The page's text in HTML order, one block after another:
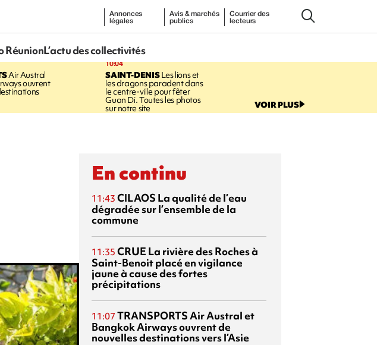
Annonces
légales
Avis & marchés
publics
Courrier des
lecteurs
RéunionL’actu des collectivités
Air Austral
ouvrent
10:04
SAINT-DENISLes lions et
les dragons paradent dans
le centre-ville pour fêter
Guan Di. Toutes les photos
sur notre site VOIR PLUS
En continu
11:43 CILAOS La qualité de l’eau
dégradée sur l’ensemble de la
commune
11:35 CRUE La rivière des Roches à
Saint-Benoit placé en vigilance
jaune à cause des fortes
précipitations
11:07 TRANSPORTSAir Austral et
Bangkok Airways ouvrent de
nouvelles destinations vers l’Asie